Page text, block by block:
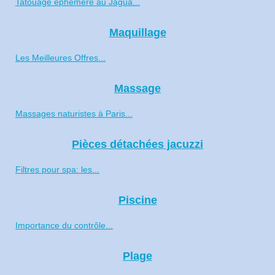
Tatouage éphémère au Jagua...
Maquillage
Les Meilleures Offres...
Massage
Massages naturistes à Paris...
Pièces détachées jacuzzi
Filtres pour spa: les...
Piscine
Importance du contrôle...
Plage